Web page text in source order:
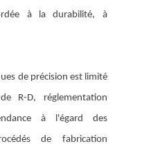
à la durabilité, à
de précision est limité
R-D, réglementation
à l'égard des
de fabrication